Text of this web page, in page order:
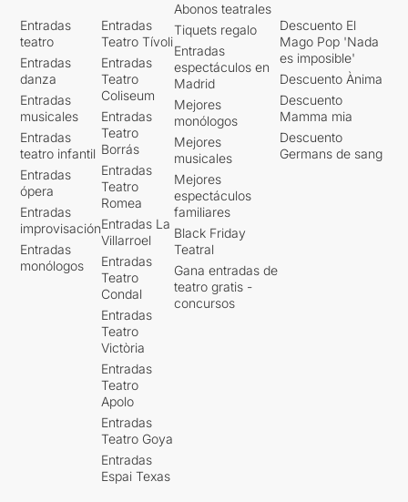
Entradas
teatro
Entradas
danza
Entradas
musicales
Entradas
teatro infantil
Entradas
ópera
Entradas
improvisación
Entradas
monólogos
Entradas
Teatro Tívoli
Entradas
Teatro
Coliseum
Entradas
Teatro
Borrás
Entradas
Teatro
Romea
Entradas La
Villarroel
Entradas
Teatro
Condal
Entradas
Teatro
Victòria
Entradas
Teatro
Apolo
Entradas
Teatro Goya
Entradas
Espai Texas
Abonos teatrales
Tiquets regalo
Entradas
espectáculos en
Madrid
Mejores
monólogos
Mejores
musicales
Mejores
espectáculos
familiares
Black Friday
Teatral
Gana entradas de
teatro gratis -
concursos
Descuento El
Mago Pop 'Nada
es imposible'
Descuento Ànima
Descuento
Mamma mia
Descuento
Germans de sang